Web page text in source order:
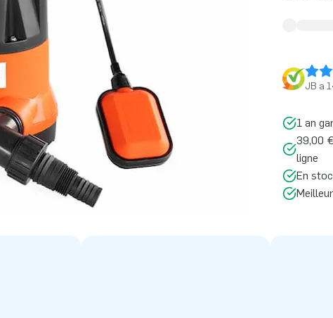
JB a
1 an
39,00
ligne
En